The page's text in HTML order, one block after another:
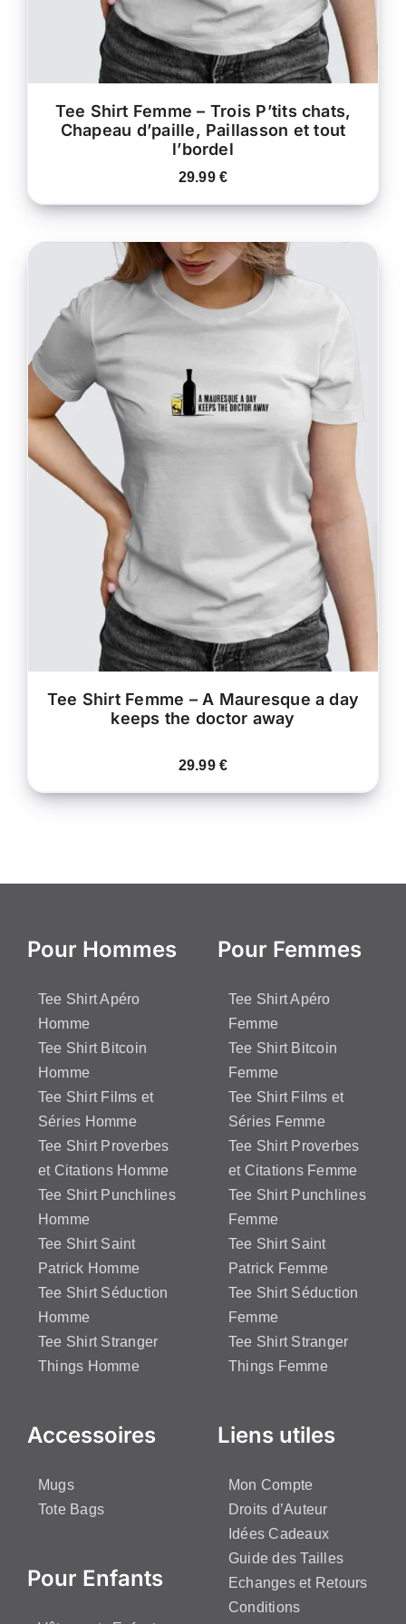
CHOISIES
LA
PAGE
DU
Tee Shirt Femme – Trois P’tits chats,
Chapeau d’paille, Paillasson et tout
l’bordel
29.99€
PRODUIT
PLUSIEURS
VARIATIONS.
LES
OPTIONS
PEUVENT
CHOISIES
LA
PAGE
DU
DÉTAILS
Tee Shirt Femme – A Mauresque a day
keeps the doctor away
29.99€
Pour Hommes
Tee Shirt Apéro
Homme
Tee Shirt Bitcoin
Homme
Tee Shirt Films et
Séries Homme
Tee Shirt Proverbes
et Citations Homme
Tee Shirt Punchlines
Homme
Tee Shirt Saint
Patrick Homme
Tee Shirt Séduction
Homme
Tee Shirt Stranger
Things Homme
Pour Femmes
Tee Shirt Apéro
Femme
Tee Shirt Bitcoin
Femme
Tee Shirt Films et
Séries Femme
Tee Shirt Proverbes
et Citations Femme
Tee Shirt Punchlines
Femme
Tee Shirt Saint
Patrick Femme
Tee Shirt Séduction
Femme
Tee Shirt Stranger
Things Femme
Accessoires
Mugs
Tote Bags
Pour Enfants
Liens utiles
Mon Compte
Droits d’Auteur
Idées Cadeaux
Guide des Tailles
Echanges et Retours
Conditions